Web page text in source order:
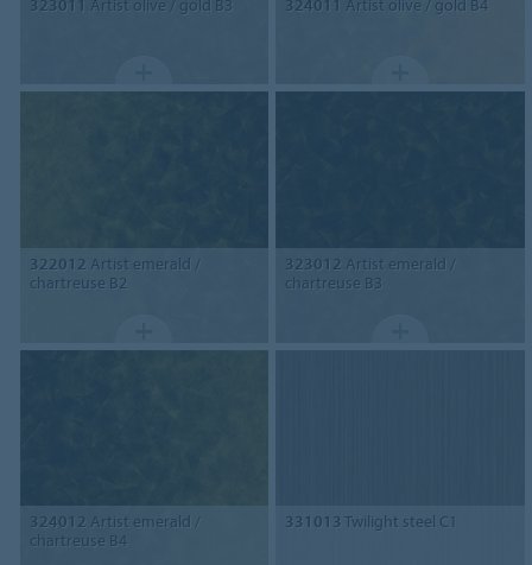
323011 Artist olive / gold B3 324011 Artist olive / gold B4
322012 Artist emerald /
chartreuse B2
323012 Artist emerald /
chartreuse B3
324012 Artist emerald /
chartreuse B4
331013 Twilight steel C1